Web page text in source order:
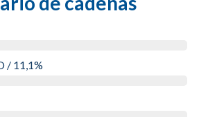
/ 11,1%